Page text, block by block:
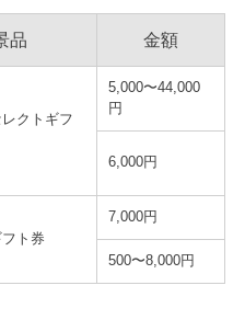
品 金額
クトギフ
5,000〜44,000
円
6,000円
ト券
7,000円
500〜8,000円